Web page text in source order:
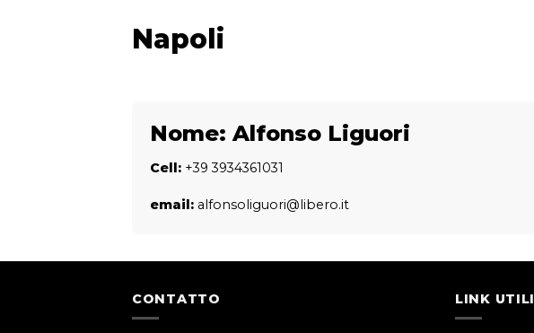
Napoli
Nome:Alfonso Liguori
Cell: +39 3934361031
email: alfonsoliguori@libero.it
CONTATTO LINK UTILI